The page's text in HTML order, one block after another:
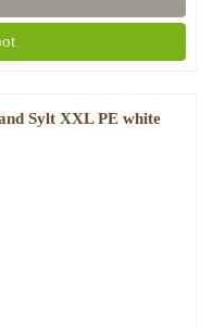
Sylt XXL PE white